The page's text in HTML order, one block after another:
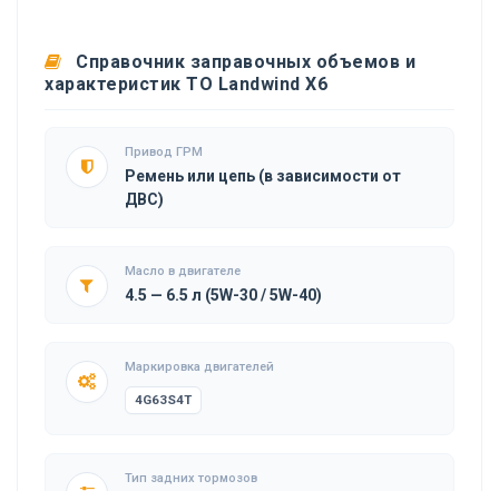
Справочник заправочных объемов и
характеристик ТО Landwind X6
Привод ГРМ
Ремень или цепь (в зависимости от
ДВС)
Масло в двигателе
4.5 — 6.5 л (5W-30 / 5W-40)
Маркировка двигателей
4G63S4T
Тип задних тормозов